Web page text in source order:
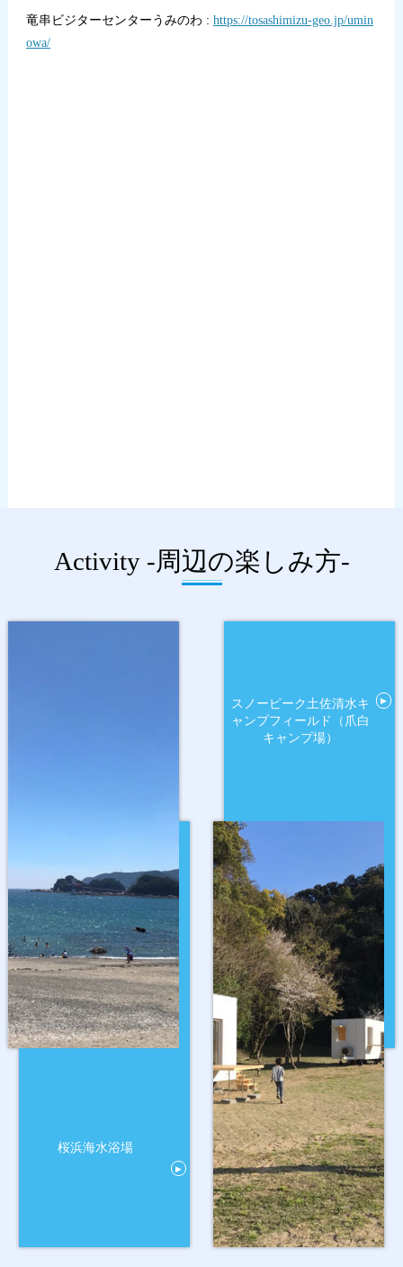
竜串ビジターセンターうみのわ : https://tosashimizu-geo.jp/umin
owa/
Activity -周辺の楽しみ方-
桜浜海水浴場
▶
スノーピーク土佐清水キ
ャンプフィールド（爪白
キャンプ場）
▶